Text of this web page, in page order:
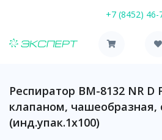
+7 (8452) 46-
Респиратор ВМ-8132 NR D
клапаном, чашеобразная,
(инд.упак.1х100)